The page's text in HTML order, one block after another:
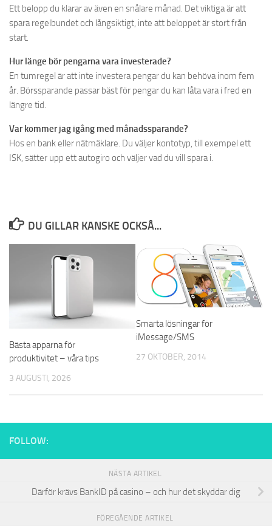
Ett belopp du klarar av även en snålare månad. Det viktiga är att
spara regelbundet och långsiktigt, inte att beloppet är stort från
start.
Hur länge bör pengarna vara investerade?
En tumregel är att inte investera pengar du kan behöva inom fem
år. Börssparande passar bäst för pengar du kan låta vara i fred en
längre tid.
Var kommer jag igång med månadssparande?
Hos en bank eller nätmäklare. Du väljer kontotyp, till exempel ett
ISK, sätter upp ett autogiro och väljer vad du vill spara i.
DU GILLAR KANSKE OCKSÅ...
Bästa apparna för
produktivitet – våra tips
3 AUGUSTI, 2026
Smarta lösningar för
iMessage/SMS
27 OKTOBER, 2014
FOLLOW:
NÄSTA ARTIKEL
Därför krävs BankID på casino – och hur det skyddar dig
FÖREGÅENDE ARTIKEL